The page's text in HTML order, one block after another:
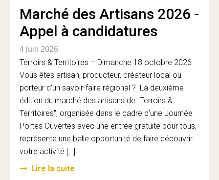
Marché des Artisans 2026 -
Appel à candidatures
4 juin 2026
Terroirs & Territoires – Dimanche 18 octobre 2026
Vous êtes artisan, producteur, créateur local ou
porteur d’un savoir-faire régional ? La deuxième
édition du marché des artisans de "Terroirs &
Territoires", organisée dans le cadre d’une Journée
Portes Ouvertes avec une entrée gratuite pour tous,
représente une belle opportunité de faire découvrir
votre activité […]
Lire la suite